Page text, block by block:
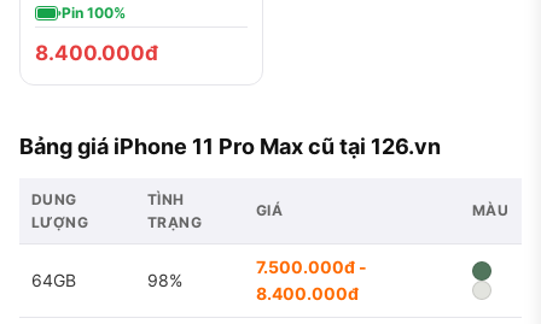
Pin 100%
8.400.000đ
Bảng giá iPhone 11 Pro Max cũ tại 126.vn
DUNG
LƯỢNG
TÌNH
TRẠNG
GIÁ MÀU
64GB 98%
7.500.000đ -
8.400.000đ